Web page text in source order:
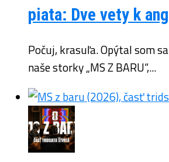
piata: Dve vety k
Počuj, krasuľa. Opýtal som
naše storky „MS Z BARU“,...